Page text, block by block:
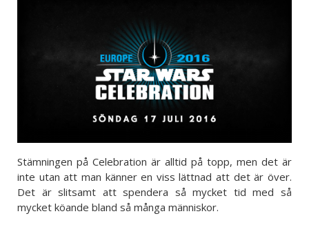
Stämningen på Celebration är alltid på topp, men det är
inte utan att man känner en viss lättnad att det är över.
Det är slitsamt att spendera så mycket tid med så
mycket köande bland så många människor.